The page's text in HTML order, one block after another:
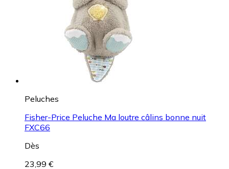
Peluches
Fisher-Price Peluche Ma loutre câlins bonne nuit
FXC66
Dès
23,99 €